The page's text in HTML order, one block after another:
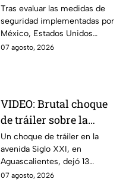
en Michoacán tras
suspensión por
motivos de seguridad
Tras evaluar las medidas de
seguridad implementadas por
México, Estados Unidos
reanudará parcialmente sus
07 agosto, 2026
VIDEO: Brutal choque
de tráiler sobre la
avenida Siglo XXI en
Aguascalientes deja
varios heridos y
destrozos
Un choque de tráiler en la
avenida Siglo XXI, en
Aguascalientes, dejó 13
heridos y varios vehículos
07 agosto, 2026